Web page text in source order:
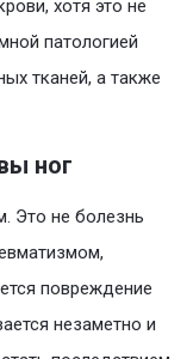
хотя это не
патологией
тканей, а также
ног
Это не болезнь
повреждение
незаметно и